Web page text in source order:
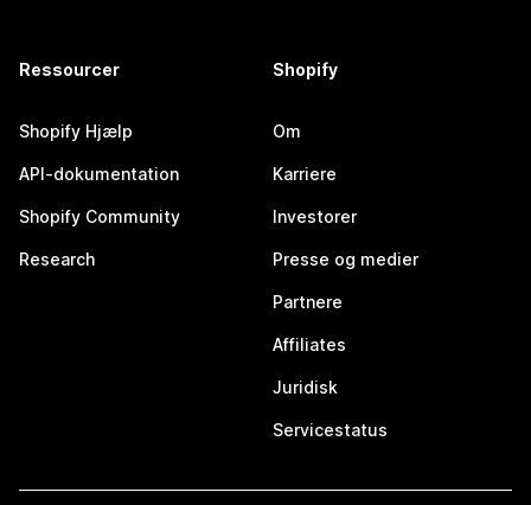
Ressourcer
Shopify Hjælp
API-dokumentation
Shopify Community
Research
Shopify
Om
Karriere
Investorer
Presse og medier
Partnere
Affiliates
Juridisk
Servicestatus